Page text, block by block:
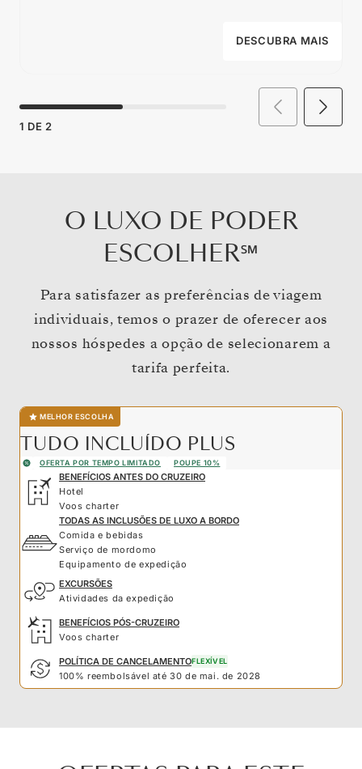
DESCUBRA MAIS
1 DE 2
O LUXO DE PODER
ESCOLHER℠
Para satisfazer as preferências de viagem
individuais, temos o prazer de oferecer aos
nossos hóspedes a opção de selecionarem a
tarifa perfeita.
MELHOR ESCOLHA
TUDO INCLUÍDO PLUS
OFERTA POR TEMPO LIMITADO POUPE 10%
BENEFÍCIOS ANTES DO CRUZEIRO
Hotel
Voos charter
TODAS AS INCLUSÕES DE LUXO A BORDO
Comida e bebidas
Serviço de mordomo
Equipamento de expedição
EXCURSÕES
Atividades da expedição
BENEFÍCIOS PÓS-CRUZEIRO
Voos charter
POLÍTICA DE CANCELAMENTOFLEXÍVEL
100% reembolsável até 30 de mai. de 2028